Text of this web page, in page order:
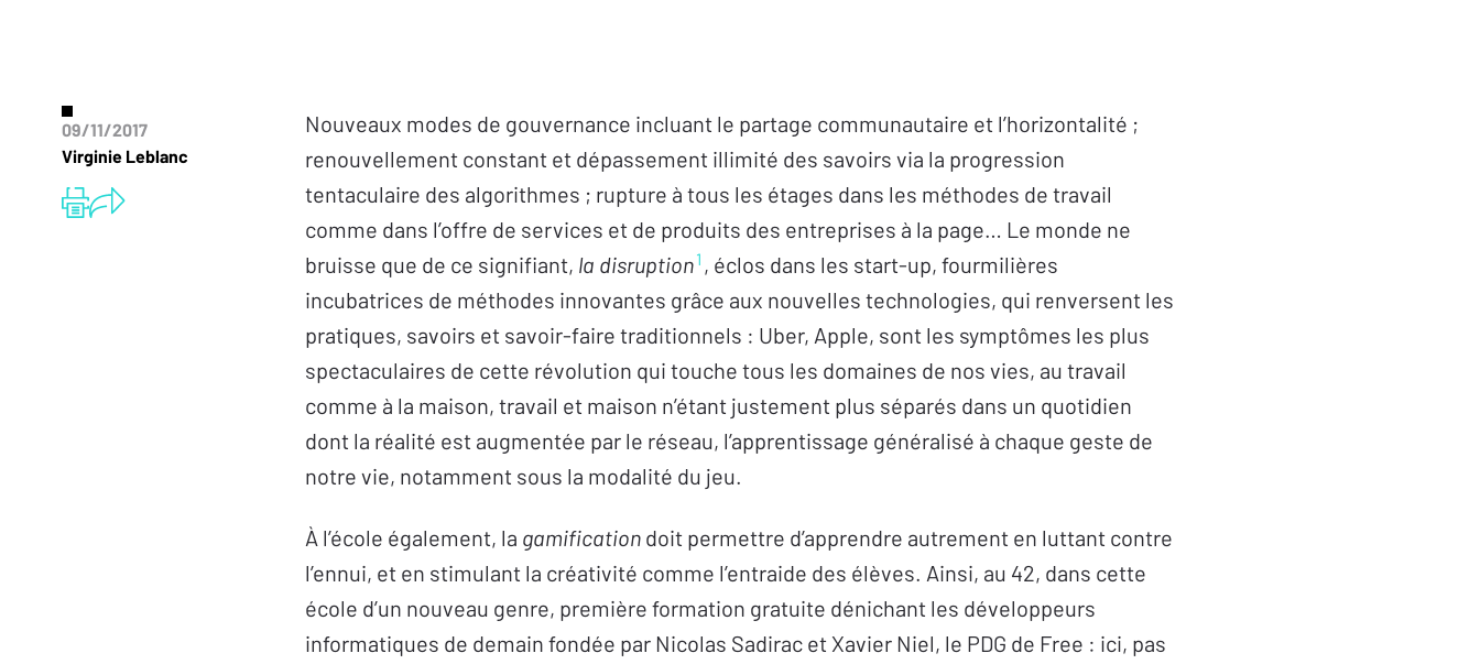
09/11/2017
Virginie Leblanc
Nouveaux modes de gouvernance incluant le partage communautaire et l’horizontalité ;
renouvellement constant et dépassement illimité des savoirs via la progression
tentaculaire des algorithmes ; rupture à tous les étages dans les méthodes de travail
comme dans l’offre de services et de produits des entreprises à la page… Le monde ne
bruisse que de ce signifiant, la disruption1 , éclos dans les start-up, fourmilières
incubatrices de méthodes innovantes grâce aux nouvelles technologies, qui renversent les
pratiques, savoirs et savoir-faire traditionnels : Uber, Apple, sont les symptômes les plus
spectaculaires de cette révolution qui touche tous les domaines de nos vies, au travail
comme à la maison, travail et maison n’étant justement plus séparés dans un quotidien
dont la réalité est augmentée par le réseau, l’apprentissage généralisé à chaque geste de
notre vie, notamment sous la modalité du jeu.
À l’école également, la gamification doit permettre d’apprendre autrement en luttant contre
l’ennui, et en stimulant la créativité comme l’entraide des élèves. Ainsi, au 42, dans cette
école d’un nouveau genre, première formation gratuite dénichant les développeurs
informatiques de demain fondée par Nicolas Sadirac et Xavier Niel, le PDG de Free : ici, pas